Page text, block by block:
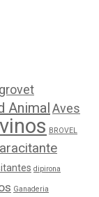
AnimalAves
BROVEL
dipirona
Ganaderia